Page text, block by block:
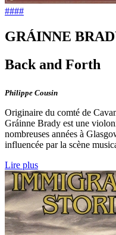
####
GRÁINNE
Back and Forth
Philippe Cousin
Originaire du comté de
Gráinne Brady est une
nombreuses années à
influencée par la scène
Lire plus